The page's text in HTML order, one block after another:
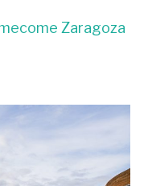
Zaragoza